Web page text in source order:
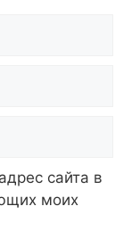
сайта в
моих